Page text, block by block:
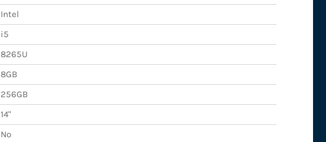
Intel
i5
8265U
8GB
256GB
14"
No